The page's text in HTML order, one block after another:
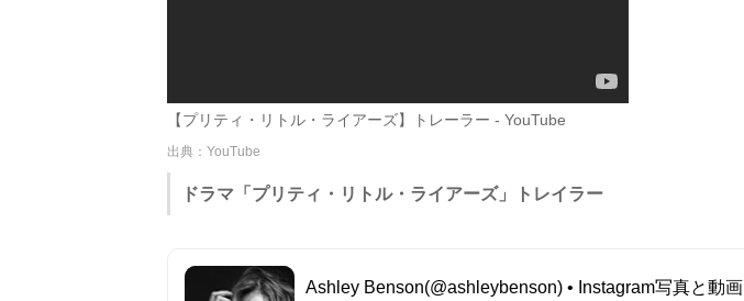
【プリティ・リトル・ライアーズ】トレーラー - YouTube
出典：YouTube
ドラマ「プリティ・リトル・ライアーズ」トレイラー
Ashley Benson(@ashleybenson) • Instagram写真と動画